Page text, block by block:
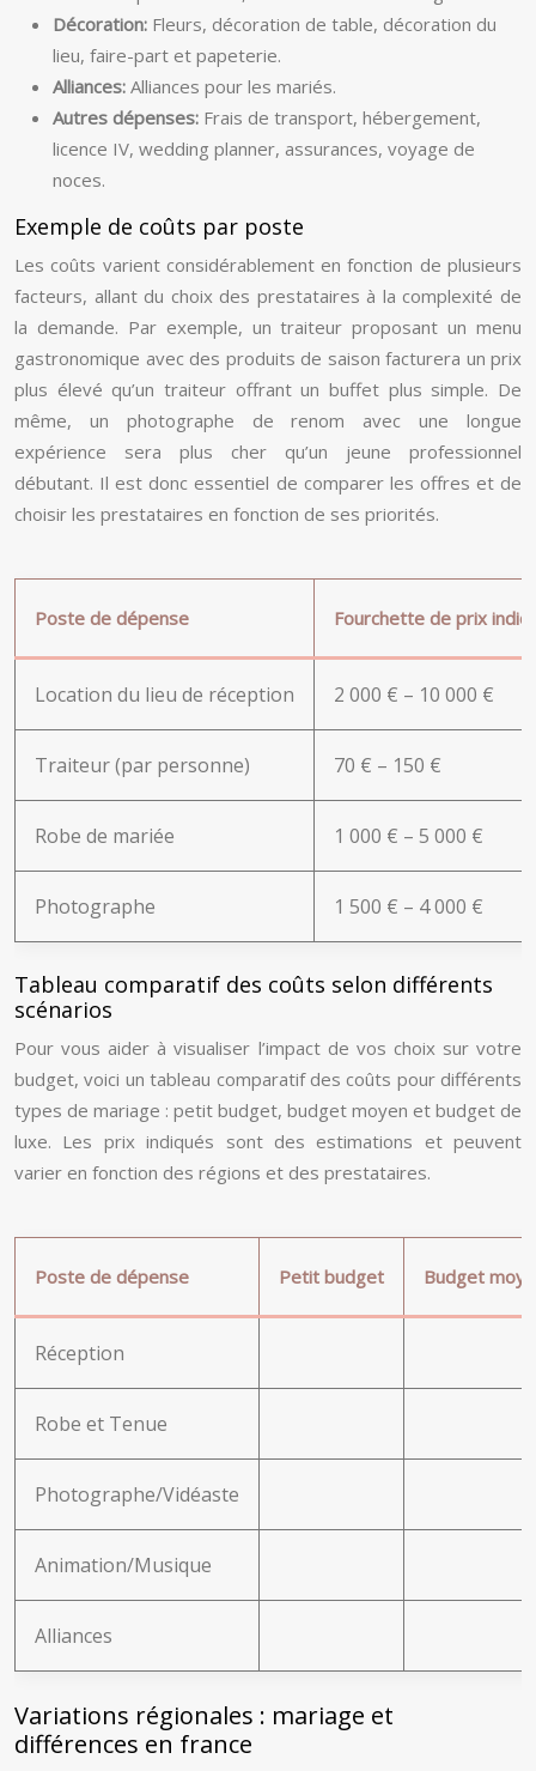
Décoration: Fleurs, décoration de table, décoration du
lieu, faire-part et papeterie.
Alliances: Alliances pour les mariés.
Autres dépenses: Frais de transport, hébergement,
licence IV, wedding planner, assurances, voyage de
noces.
Exemple de coûts par poste
Les coûts varient considérablement en fonction de plusieurs
facteurs, allant du choix des prestataires à la complexité de
la demande. Par exemple, un traiteur proposant un menu
gastronomique avec des produits de saison facturera un prix
plus élevé qu’un traiteur offrant un buffet plus simple. De
même, un photographe de renom avec une longue
expérience sera plus cher qu’un jeune professionnel
débutant. Il est donc essentiel de comparer les offres et de
choisir les prestataires en fonction de ses priorités.
Poste de dépense Fourchette de prix
Location du lieu de réception 2 000 € – 10 000 €
Traiteur (par personne) 70 € – 150 €
Robe de mariée 1 000 € – 5 000 €
Photographe 1 500 € – 4 000 €
Tableau comparatif des coûts selon différents
scénarios
Pour vous aider à visualiser l’impact de vos choix sur votre
budget, voici un tableau comparatif des coûts pour différents
types de mariage : petit budget, budget moyen et budget de
luxe. Les prix indiqués sont des estimations et peuvent
varier en fonction des régions et des prestataires.
Poste de dépense Petit budget Budget
Réception
Robe et Tenue
Photographe/Vidéaste
Animation/Musique
Alliances
Variations régionales : mariage et
différences en france